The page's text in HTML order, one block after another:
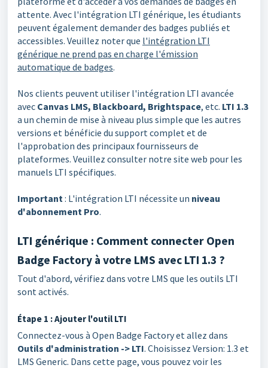
attente. Avec l'intégration LTI générique, les étudiants
peuvent également demander des badges publiés et
accessibles. Veuillez noter que l'intégration LTI
générique ne prend pas en charge l'émission
automatique de badges.
Nos clients peuvent utiliser l'intégration LTI avancée
avec Canvas LMS, Blackboard, Brightspace, etc. LTI 1.3
a un chemin de mise à niveau plus simple que les autres
versions et bénéficie du support complet et de
l'approbation des principaux fournisseurs de
plateformes. Veuillez consulter notre site web pour les
manuels LTI spécifiques.
Important: L'intégration LTI nécessite un niveau
d'abonnement Pro.
LTI générique : Comment connecter Open
Badge Factory à votre LMS avec LTI 1.3 ?
Tout d'abord, vérifiez dans votre LMS que les outils LTI
sont activés.
Étape 1 : Ajouter l'outil LTI
Connectez-vous à Open Badge Factory et allez dans
Outils d'administration -> LTI. Choisissez Version: 1.3 et
LMS Generic. Dans cette page, vous pouvez voir les